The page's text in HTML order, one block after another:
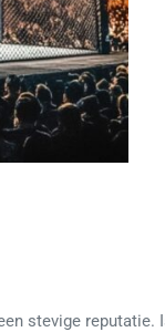
stevige reputatie.